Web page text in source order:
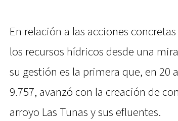
En relación a las acciones
los recursos hídricos desde una
su gestión es la primera que, en 20
9.757, avanzó con la creación de
arroyo Las Tunas y sus efluentes.